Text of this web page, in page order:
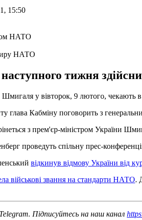
15:50
НАТО
тижня
Шмигаля у вівторок, 9 лютого,
глава Кабміну поговорить з
з прем'єр-міністром України
проведуть спільну прес-
відкинув відмову України від
військові звання на стандарти НАТО.
Підписуйтесь на наш канал